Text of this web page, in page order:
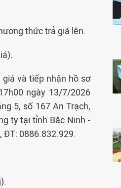
thức trả giá lên.
và tiếp nhận hồ sơ
ngày 13/7/2026
5, số 167 An Trạch,
ty tại tỉnh Bắc Ninh -
ĐT: 0886.832.929.